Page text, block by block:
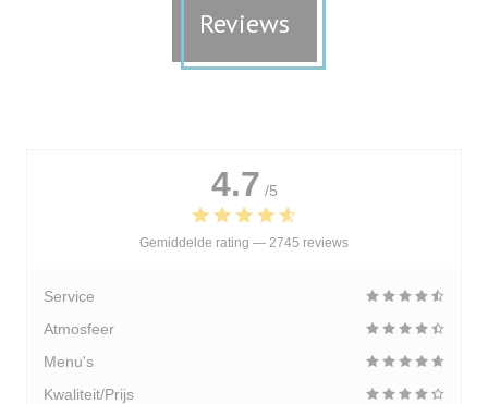
Reviews
4.7 /5
Gemiddelde rating — 2745 reviews
Service
Atmosfeer
Menu's
Kwaliteit/Prijs